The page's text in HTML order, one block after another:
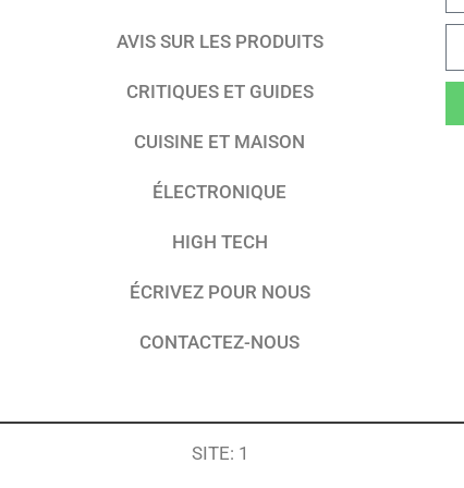
AVIS SUR LES PRODUITS
CRITIQUES ET GUIDES
CUISINE ET MAISON
ÉLECTRONIQUE
HIGH TECH
ÉCRIVEZ POUR NOUS
CONTACTEZ-NOUS
SITE: 1